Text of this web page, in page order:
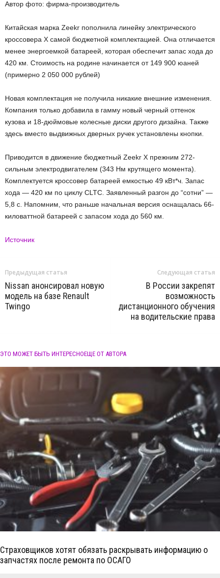
Автор фото: фирма-производитель
Китайская марка Zeekr пополнила линейку электрического
кроссовера X самой бюджетной комплектацией. Она отличается
менее энергоемкой батареей, которая обеспечит запас хода до
420 км. Стоимость на родине начинается от 149 900 юаней
(примерно 2 050 000 рублей)
Новая комплектация не получила никакие внешние изменения.
Компания только добавила в гамму новый черный оттенок
кузова и 18-дюймовые колесные диски другого дизайна. Также
здесь вместо выдвижных дверных ручек установлены кнопки.
Приводится в движение бюджетный Zeekr X прежним 272-
сильным электродвигателем (343 Нм крутящего момента).
Комплектуется кроссовер батареей емкостью 49 кВт*ч. Запас
хода — 420 км по циклу CLTC. Заявленный разгон до “сотни” —
5,8 с. Напомним, что раньше начальная версия оснащалась 66-
киловаттной батареей с запасом хода до 560 км.
Источник
Предыдущая статья
Nissan анонсировал новую
модель на базе Renault
Twingo
Следующая статья
В России закрепят
возможность
дистанционного обучения
на водительские права
ЭТО МОЖЕТ БЫТЬ ИНТЕРЕСНОЕЩЕ ОТ АВТОРА
Страховщиков хотят обязать раскрывать информацию о
запчастях после ремонта по ОСАГО